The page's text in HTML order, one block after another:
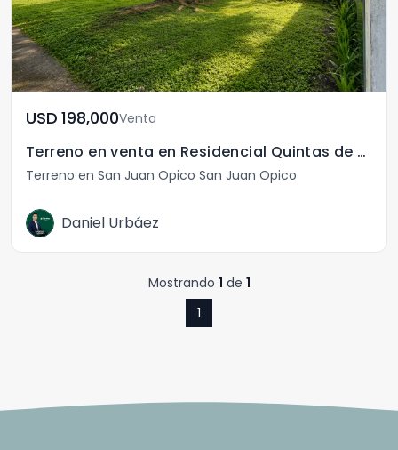
USD	198,000Venta
Terreno en venta en Residencial Quintas de San Agustín
Terreno en San Juan Opico San Juan Opico
Daniel Urbáez
Mostrando 1 de 1
1